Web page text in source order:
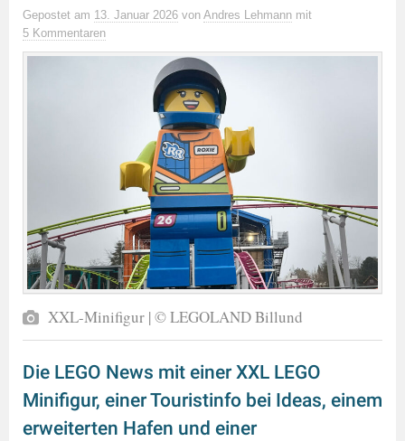
Gepostet am 13. Januar 2026 von Andres Lehmann mit
5 Kommentaren
XXL-Minifigur | © LEGOLAND Billund
Die LEGO News mit einer XXL LEGO
Minifigur, einer Touristinfo bei Ideas, einem
erweiterten Hafen und einer